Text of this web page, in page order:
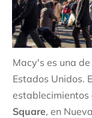
Macy's es una
Estados Unidos.
establecimientos
Square, en